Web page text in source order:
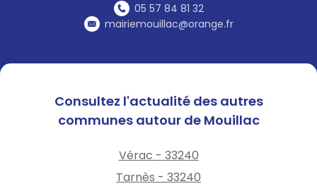
05 57 84 81 32
mairiemouillac@orange.fr
Consultez l'actualité des autres
communes autour de Mouillac
Vérac - 33240
Tarnès - 33240